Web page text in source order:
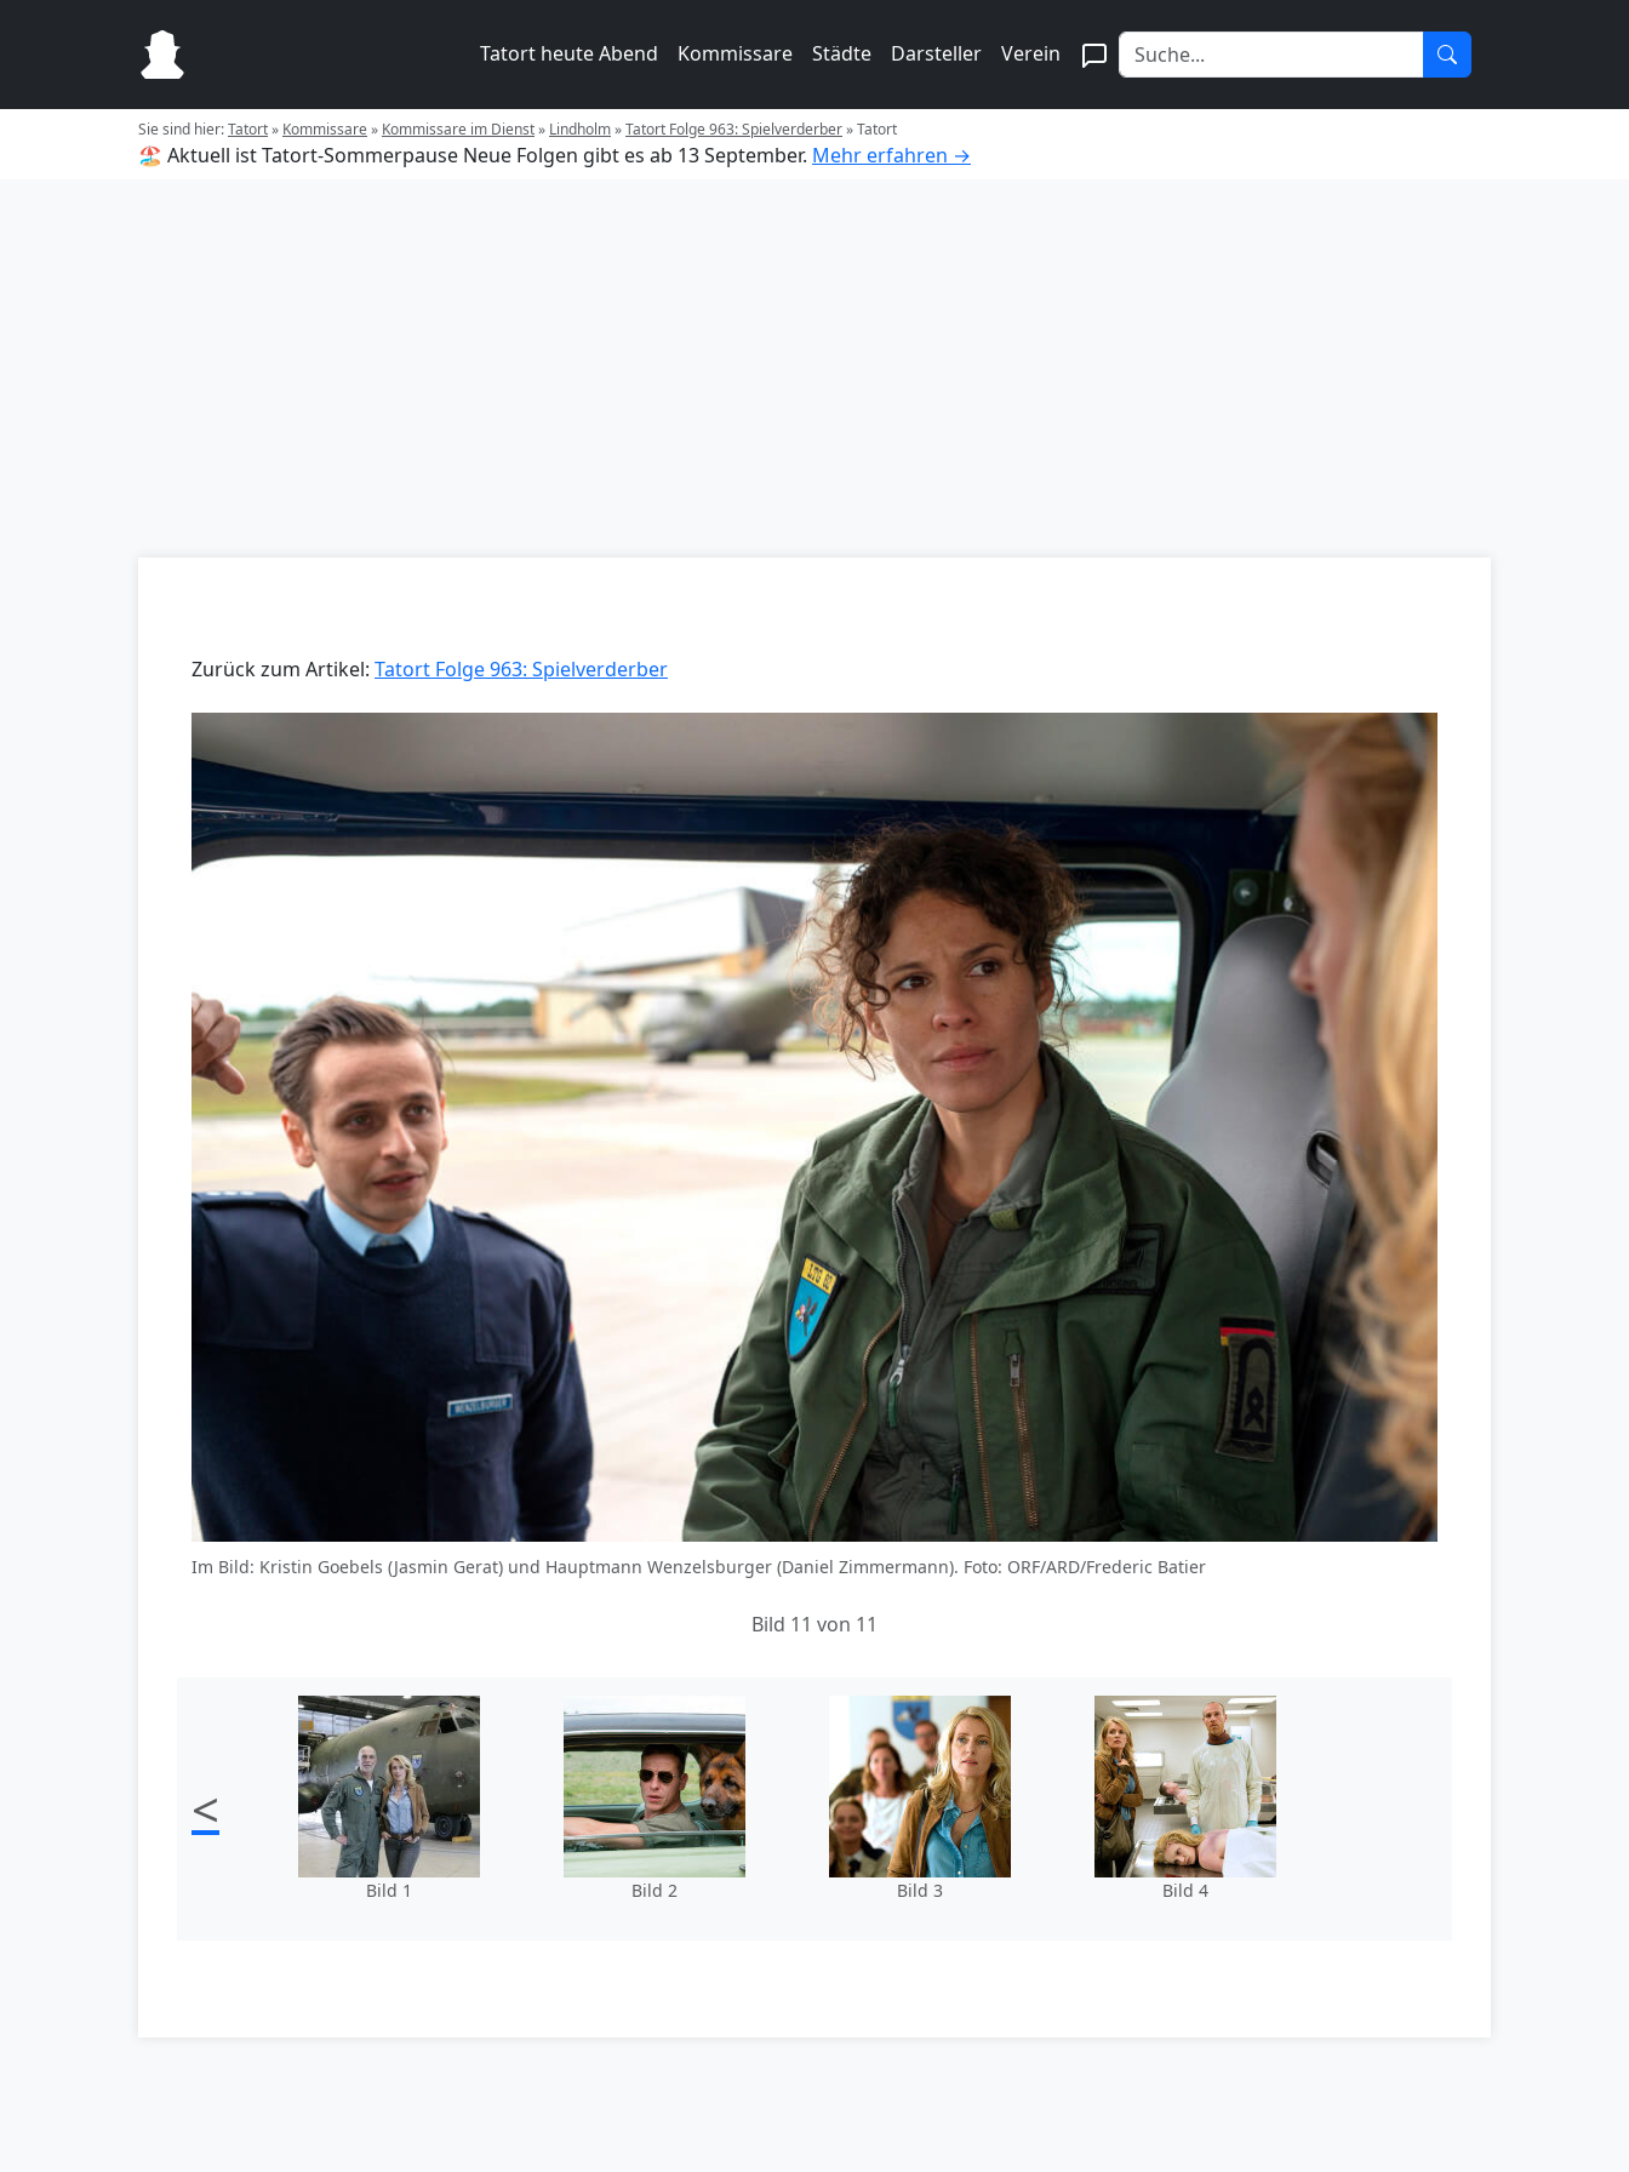
Tatort heute Abend Kommissare Städte Darsteller Verein
Sie sind hier:Tatort» Kommissare» Kommissare im Dienst» Lindholm»Tatort Folge 963: Spielverderber»Tatort
🏖️ Aktuell ist Tatort-Sommerpause Neue Folgen gibt es ab 13 September. Mehr erfahren →
Zurück zum Artikel: Tatort Folge 963: Spielverderber
Im Bild: Kristin Goebels (Jasmin Gerat) und Hauptmann Wenzelsburger (Daniel Zimmermann). Foto: ORF/ARD/Frederic Batier
Bild 11 von 11
<
Bild 1 Bild 2 Bild 3 Bild 4